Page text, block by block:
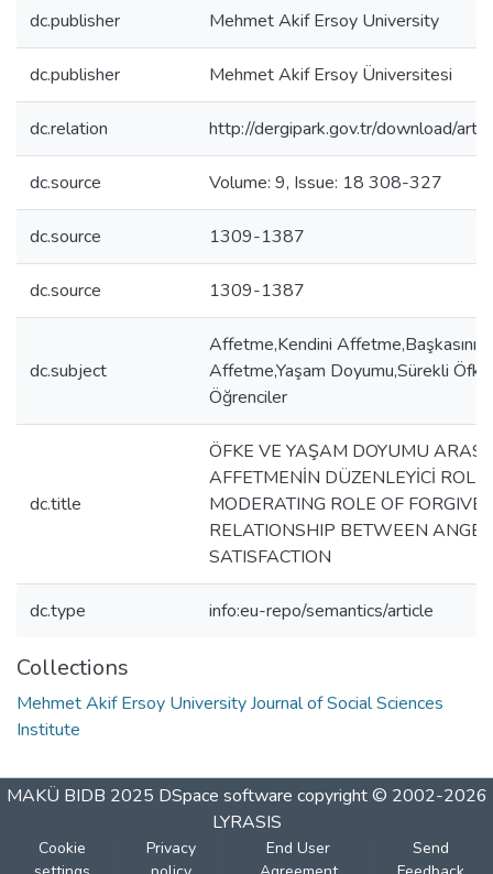
dc.publisher Mehmet Akif Ersoy University
dc.publisher Mehmet Akif Ersoy Üniversitesi
dc.relation http://dergipark.gov.tr/download/
dc.source Volume: 9, Issue: 18 308-327
dc.source 1309-1387
dc.source 1309-1387
dc.subject
Affetme,Kendini Affetme,Başkasını
Affetme,Yaşam Doyumu,Sürekli
Öğrenciler
dc.title
ÖFKE VE YAŞAM DOYUMU
AFFETMENİN DÜZENLEYİCİ
MODERATING ROLE OF
RELATIONSHIP BETWEEN
SATISFACTION
dc.type info:eu-repo/semantics/article
Collections
Mehmet Akif Ersoy University Journal of Social Sciences
Institute
MAKÜ BIDB 2025 DSpace software copyright © 2002-2026
LYRASIS
Cookie
Privacy
End User
Send